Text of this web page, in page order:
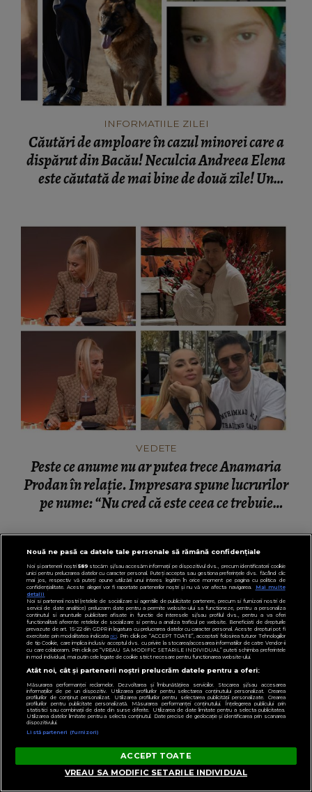
INFORMATIILE ZILEI
Căutări de amploare în cazul minorei care a
dispărut din Bacău! Neculcia Andreea Elena
este căutată de mai bine de două zile! Un
VEDETE
Peste ce anume nu ar putea trece Anamaria
Prodan în relație. Impresara spune lucrurilor
pe nume: “Nu cred că este ceea ce trebuie
VEDETE
Nouă ne pasă ca datele tale personale să rămână confidențiale
Noi și partenerii noștri589stocăm și/sau accesăm informații pe dispozitivul dvs., precum identificatorii cookie
unici pentru prelucrarea datelor cu caracter personal. Puteți accepta sau gestiona preferințele dvs. făcând clic
mai jos, respectiv vă puteți opune utilizării unui interes legitim în orice moment pe pagina cu politica de
confidențialitate. Aceste alegeri vor fi raportate partenerilor noștri și nu vă vor afecta navigarea.
Mai multe
detalii
Noi si partenerii nostri (retelele de socializare si agentiile de publicitate partenere, precum si furnizorii nostri de
servicii de date analitice) prelucram date pentru a permite website-ului sa functioneze, pentru a personaliza
continutul si anunturile publicitare afisate in functie de interesele si/sau profilul dvs., pentru a va oferi
functionalitati aferente retelelor de socializare si pentru a analiza traficul pe website. Beneficiati de drepturile
prevazute de art. 15-22 din GDPR in legatura cu prelucrarea datelor cu caracter personal. Aceste drepturi pot fi
exercitate prin modalitatea indicataaici. Prin click pe “ACCEPT TOATE”, acceptati folosirea tuturor Tehnologiilor
de tip Cookie, care implica inclusiv acceptul dvs. cu privire la stocarea/accesarea informatiilor de catre Vendor-ii
cu care colaboram. Prin click pe “VREAU SA MODIFIC SETARILE INDIVIDUAL” puteti schimba preferintele
in mod individual, mai putin cele legate de cookie strict necesare pentru functionarea website-ului.
Atât noi, cât și partenerii noștri prelucrăm datele pentru a oferi:
Măsurarea performanței reclamelor. Dezvoltarea și îmbunătățirea serviciilor. Stocarea și/sau accesarea
informațiilor de pe un dispozitiv. Utilizarea profilurilor pentru selectarea conținutului personalizat. Crearea
profilurilor de conținut personalizat. Utilizarea profilurilor pentru selectarea publicității personalizate. Crearea
profilurilor pentru publicitate personalizată. Măsurarea performanței conținutului. Înțelegerea publicului prin
statistici sau combinații de date din surse diferite. Utilizarea de date limitate pentru a selecta publicitatea.
Utilizarea datelor limitate pentru a selecta conținutul. Date precise de geolocație și identificarea prin scanarea
dispozitivului.
Listă parteneri (furnizori)
ACCEPT TOATE
VREAU SA MODIFIC SETARILE INDIVIDUAL